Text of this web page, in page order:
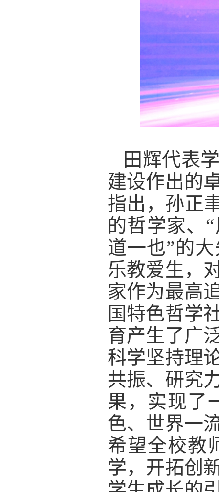
田辉代表
建设作出的
指出，孙正
的哲学家、
道一也”的
乐教爱生，
家作为最高
国特色哲学
育产生了广
科学坚持理
共振、研究
果，实现了
色、世界一
希望全校教
学，开拓创